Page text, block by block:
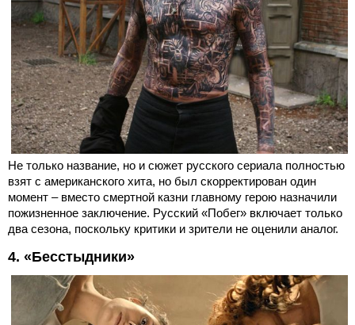
Не только название, но и сюжет русского сериала полностью
взят с американского хита, но был скорректирован один
момент – вместо смертной казни главному герою назначили
пожизненное заключение. Русский «Побег» включает только
два сезона, поскольку критики и зрители не оценили аналог.
4. «Бесстыдники»